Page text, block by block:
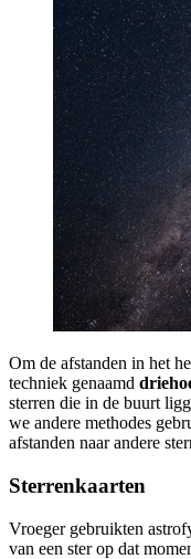
Om de afstanden in het
techniek genaamd
sterren die in de buurt
we andere methodes
afstanden naar andere
Sterrenkaarten
Vroeger gebruikten
van een ster op dat